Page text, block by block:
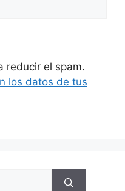
reducir el spam.
los datos de tus